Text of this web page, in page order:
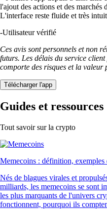
l'ajout des actions et des marchés
L'interface reste fluide et très
-Utilisateur vérifié
Ces avis sont personnels et non
futurs. Les délais du service
comporte des risques et la valeur
Télécharger l'app
Guides et ressources
Tout savoir sur la crypto
Memecoins : définition,
Nés de blagues virales et
milliards, les memecoins se sont
les plus marquants de l'univers
fonctionnent, pourquoi ils